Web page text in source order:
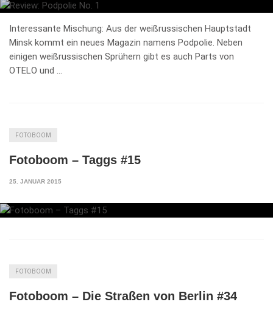
Interessante Mischung: Aus der weißrussischen Hauptstadt
Minsk kommt ein neues Magazin namens Podpolie. Neben
einigen weißrussischen Sprühern gibt es auch Parts von
OTELO und …
FOTOBOOM
Fotoboom – Taggs #15
25. JANUAR 2015
FOTOBOOM
Fotoboom – Die Straßen von Berlin #34